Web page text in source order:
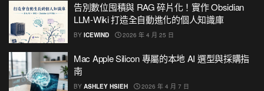
告別數位囤積與 RAG 碎片化！實作 Obsidian
LLM-Wiki 打造全自動進化的個人知識庫
BY ICEWIND 2026 年 4 月 25 日
Mac Apple Silicon 專屬的本地 AI 選型與採購指
南
BY ASHLEY HSIEH 2026 年 4 月 7 日